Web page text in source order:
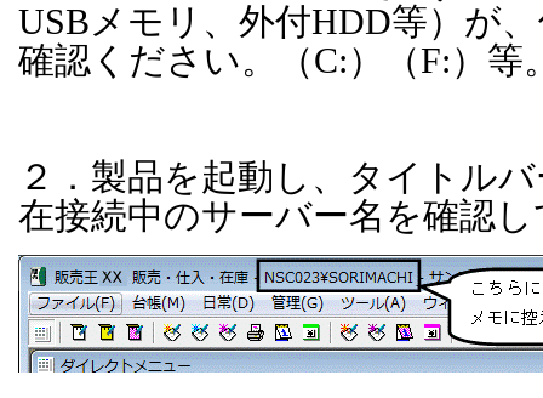
USB メモリ、外付HDD等）が
確認ください。（C:）（F:）等
２．製品を起動し、タイトル
在接続中のサーバー名を確認